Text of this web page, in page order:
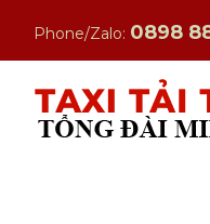
Phone/Zalo: 0898